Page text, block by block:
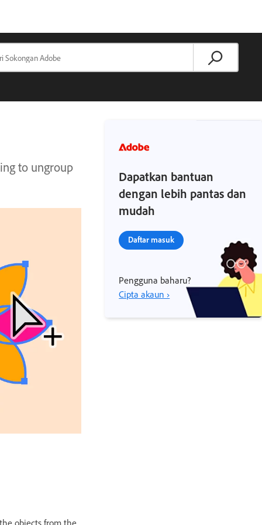
to ungroup
objects from the
Dapatkan bantuan
dengan lebih pantas dan
mudah
Daftar masuk
Pengguna baharu?
Cipta akaun ›